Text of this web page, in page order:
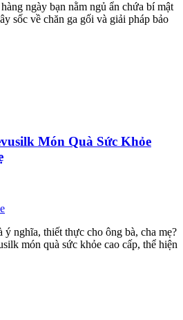
ngày bạn nằm ngủ ẩn chứa bí mật
sốc về chăn ga gối và giải pháp bảo
Món Quà Sức Khỏe
nghĩa, thiết thực cho ông bà, cha mẹ?
món quà sức khỏe cao cấp, thể hiện